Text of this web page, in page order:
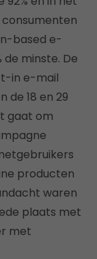
consumenten
based e-
de minste. De
in e-mail
de 18 en 29
gaat om
producten
waren
plaats met
met